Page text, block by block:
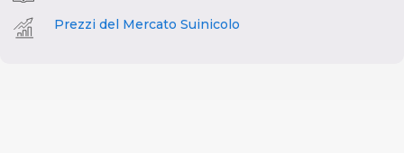
Prezzi del Mercato Suinicolo